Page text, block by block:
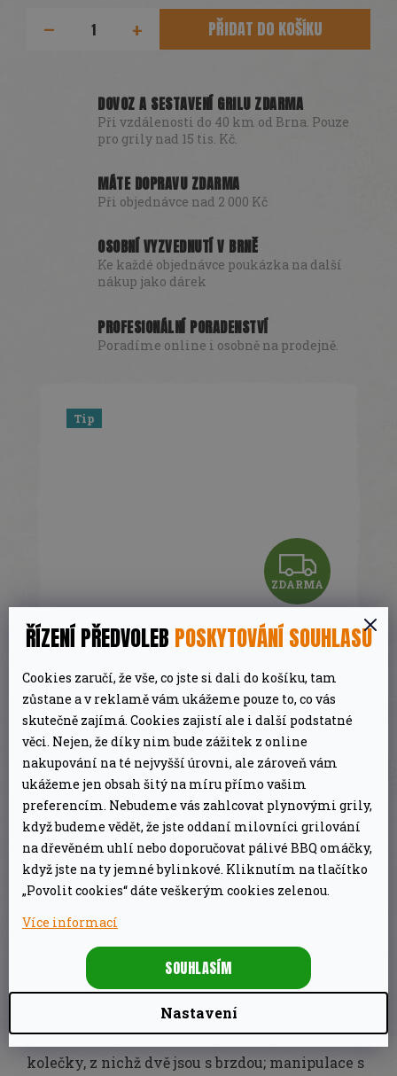
ŘÍZENÍ PŘEDVOLEB POSKYTOVÁNÍ SOUHLASU
Cookies zaručí, že vše, co jste si dali do košíku, tam
zůstane a v reklamě vám ukážeme pouze to, co vás
skutečně zajímá. Cookies zajistí ale i další podstatné
věci. Nejen, že díky nim bude zážitek z online
nakupování na té nejvyšší úrovni, ale zároveň vám
ukážeme jen obsah šitý na míru přímo vašim
preferencím. Nebudeme vás zahlcovat plynovými grily,
když budeme vědět, že jste oddaní milovníci grilování
na dřevěném uhlí nebo doporučovat pálivé BBQ omáčky,
když jste na ty jemné bylinkové. Kliknutím na tlačítko
„Povolit cookies“ dáte veškerým cookies zelenou.
Více informací
Nastavení
SOUHLASÍM
PŘIDAT DO KOŠÍKU
DOVOZ A SESTAVENÍ GRILU ZDARMA
Při vzdálenosti do 40 km od Brna. Pouze
pro grily nad 15 tis. Kč.
MÁTE DOPRAVU ZDARMA
Při objednávce nad 2 000 Kč
OSOBNÍ VYZVEDNUTÍ V BRNĚ
Ke každé objednávce poukázka na další
nákup jako dárek
PROFESIONÁLNÍ PORADENSTVÍ
Poradíme online i osobně na prodejně.
Tip
Z
D
A
R
M
A
ZDARMA
Gril na dřevěné uhlí Big Green Egg
Large
Skladem 49 492 Kč
DETAIL
POPIS DISKUZE ZNAČKA
DETAILNÍ POPIS PRODUKTU
Umístěním Big Green Egg do pojízdného stojanu
se EGG nachází v ideální výšce pro užívání.
Stojany jsou vyrobené z povrchově upravené
pozinkované oceli (černá barva) a vybavené
kolečky, z nichž dvě jsou s brzdou; manipulace s